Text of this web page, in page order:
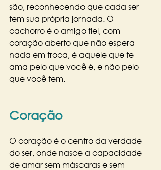
são, reconhecendo que cada ser
tem sua própria jornada. O
cachorro é o amigo fiel, com
coração aberto que não espera
nada em troca, é aquele que te
ama pelo que você é, e não pelo
que você tem.
Coração
O coração é o centro da verdade
do ser, onde nasce a capacidade
de amar sem máscaras e sem